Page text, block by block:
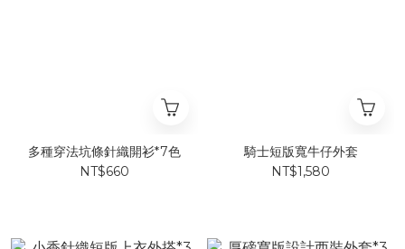
多種穿法坑條針織開衫*7色
NT$660
騎士短版寬牛仔外套
NT$1,580